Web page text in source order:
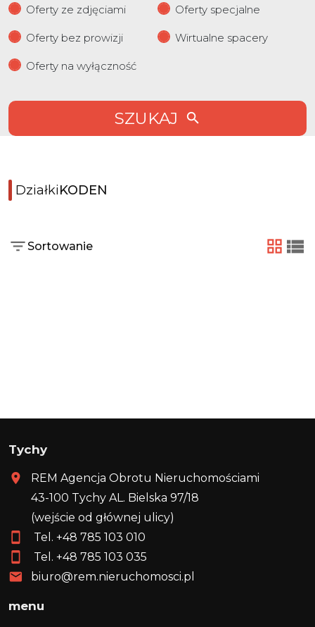
Oferty ze zdjęciami
Oferty specjalne
Oferty bez prowizji Wirtualne spacery
Oferty na wyłączność
SZUKAJ
DziałkiKODEN
Sortowanie
tabela
Tychy
REM Agencja Obrotu Nieruchomościami
43-100 Tychy AL. Bielska 97/18
(wejście od głównej ulicy)
Tel. +48 785 103 010
Tel. +48 785 103 035
biuro@rem.nieruchomosci.pl
menu